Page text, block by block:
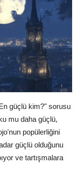
güçlü kim?" sorusu
mu daha güçlü,
popülerliğini
güçlü olduğunu
ve tartışmalara